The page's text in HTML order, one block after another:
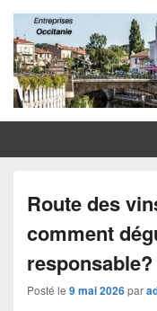
Entreprises
Route des
comment
responsable?
Posté le 9 mai 2026par